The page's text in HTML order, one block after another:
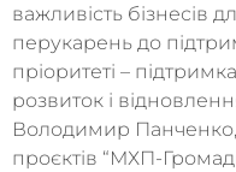
важливість бізнесів
перукарень до
пріоритеті –
розвиток і
Володимир Панченко,
проєктів “МХП-